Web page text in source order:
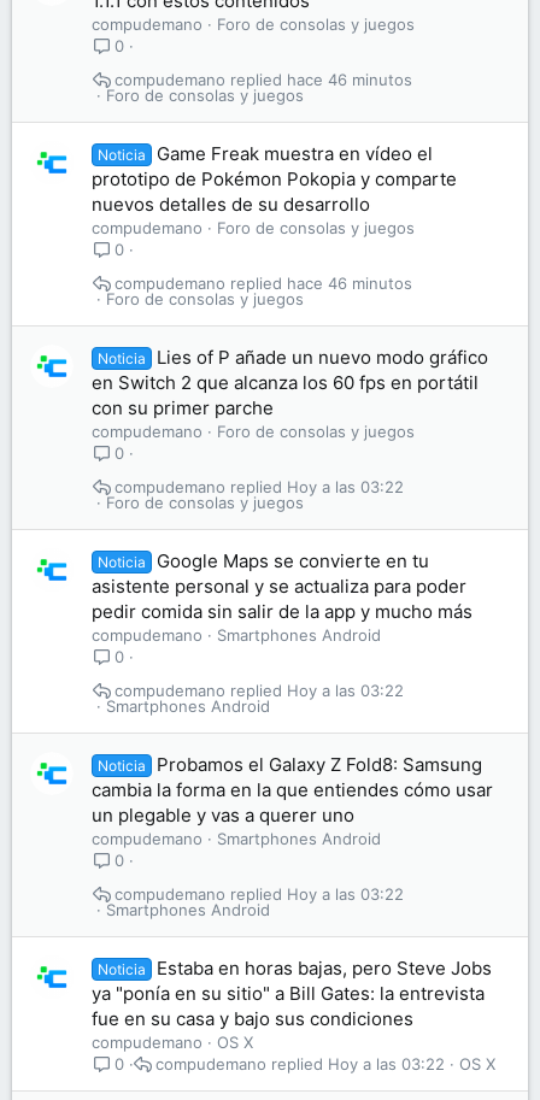
compudemano
Foro de consolas y juegos
0
Foro de consolas y juegos
hace 46 minutos
compudemano
Noticia
Game Freak muestra en vídeo el
prototipo de Pokémon Pokopia y comparte
nuevos detalles de su desarrollo
compudemano
Foro de consolas y juegos
0
Foro de consolas y juegos
hace 46 minutos
compudemano
Noticia
Lies of P añade un nuevo modo gráfico
en Switch 2 que alcanza los 60 fps en portátil
con su primer parche
compudemano
Foro de consolas y juegos
0
Foro de consolas y juegos
Hoy a las 03:22
compudemano
Noticia
Google Maps se convierte en tu
asistente personal y se actualiza para poder
pedir comida sin salir de la app y mucho más
compudemano
Smartphones Android
0
Smartphones Android
Hoy a las 03:22
compudemano
Noticia
Probamos el Galaxy Z Fold8: Samsung
cambia la forma en la que entiendes cómo usar
un plegable y vas a querer uno
compudemano
Smartphones Android
0
Smartphones Android
Hoy a las 03:22
compudemano
Noticia
Estaba en horas bajas, pero Steve Jobs
ya "ponía en su sitio" a Bill Gates: la entrevista
fue en su casa y bajo sus condiciones
compudemano
OS X
0
OS X
Hoy a las 03:22
compudemano